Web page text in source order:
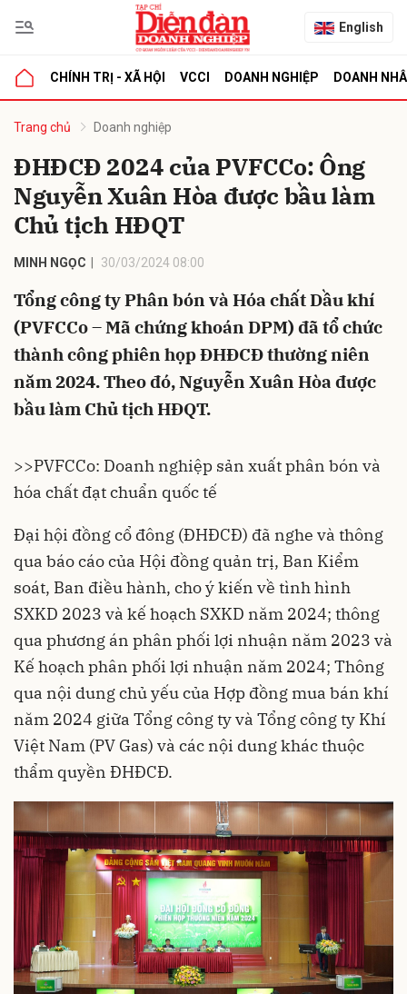
English
CHÍNH TRỊ - XÃ HỘI VCCI DOANH NGHIỆP DOANH
Trang chủ Doanh nghiệp
ĐHĐCĐ 2024 của PVFCCo: Ông
Nguyễn Xuân Hòa được bầu làm
Chủ tịch HĐQT
MINH NGỌC 30/03/2024 08:00
Tổng công ty Phân bón và Hóa chất Dầu khí
(PVFCCo – Mã chứng khoán DPM) đã tổ chức
thành công phiên họp ĐHĐCĐ thường niên
năm 2024. Theo đó, Nguyễn Xuân Hòa được
bầu làm Chủ tịch HĐQT.
>>PVFCCo: Doanh nghiệp sản xuất phân bón và
hóa chất đạt chuẩn quốc tế
Đại hội đồng cổ đông (ĐHĐCĐ) đã nghe và thông
qua báo cáo của Hội đồng quản trị, Ban Kiểm
soát, Ban điều hành, cho ý kiến về tình hình
SXKD 2023 và kế hoạch SXKD năm 2024; thông
qua phương án phân phối lợi nhuận năm 2023 và
Kế hoạch phân phối lợi nhuận năm 2024; Thông
qua nội dung chủ yếu của Hợp đồng mua bán khí
năm 2024 giữa Tổng công ty và Tổng công ty Khí
Việt Nam (PV Gas) và các nội dung khác thuộc
thẩm quyền ĐHĐCĐ.
luận
Hủy